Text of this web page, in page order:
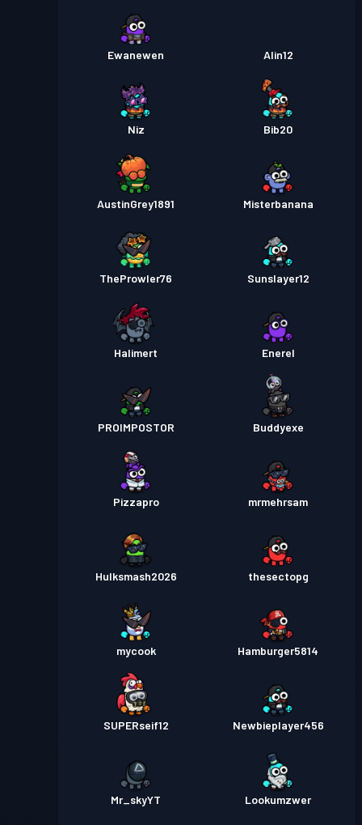
Ewanewen Alin12
Niz Bib20
AustinGrey1891 Misterbanana
TheProwler76 Sunslayer12
Halimert Enerel
PROIMPOSTOR Buddyexe
Pizzapro mrmehrsam
Hulksmash2026 thesectopg
mycook Hamburger5814
SUPERseif12 Newbieplayer456
Mr_skyYT Lookumzwer